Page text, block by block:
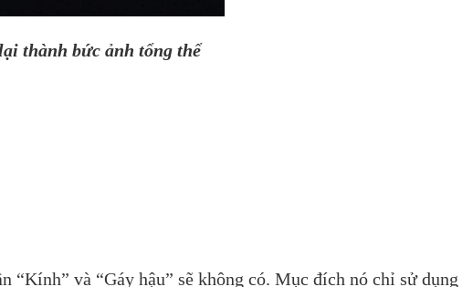
thành bức ảnh tổng thể
“Kính” và “Gáy hậu” sẽ không có. Mục đích nó chỉ sử dụng